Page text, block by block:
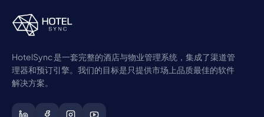
HotelSync 是一套完整的酒店与物业管理系统，集成了渠道管
理器和预订引擎。我们的目标是只提供市场上品质最佳的软件
解决方案。